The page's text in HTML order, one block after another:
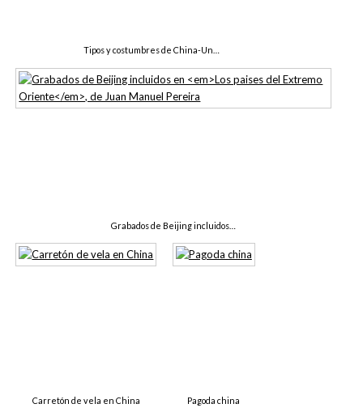
Tipos y costumbres de China-Un…
Grabados de Beijing incluidos…
Carretón de vela en China Pagoda china